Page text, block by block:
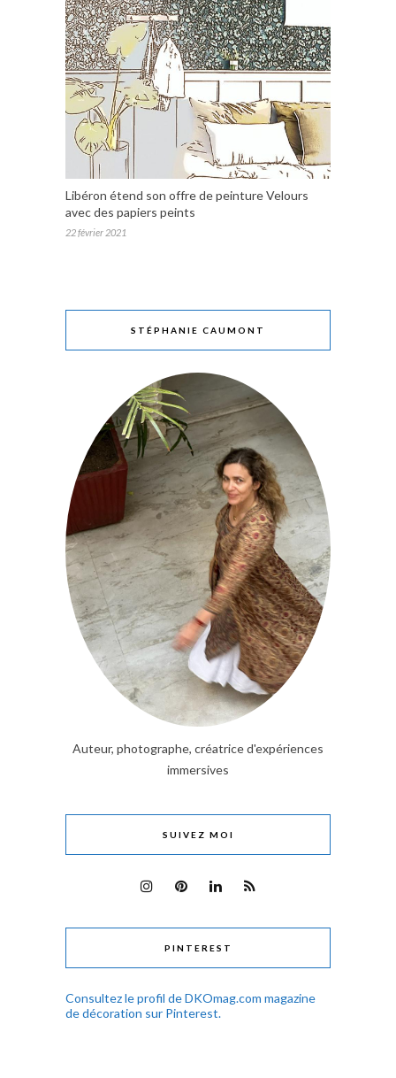
Libéron étend son offre de peinture Velours
avec des papiers peints
22 février 2021
STÉPHANIE CAUMONT
Auteur, photographe, créatrice d'expériences
immersives
SUIVEZ MOI
PINTEREST
Consultez le profil de DKOmag.com magazine
de décoration sur Pinterest.